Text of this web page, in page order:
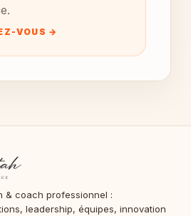
VOUS →
& coach professionnel :
leadership, équipes, innovation